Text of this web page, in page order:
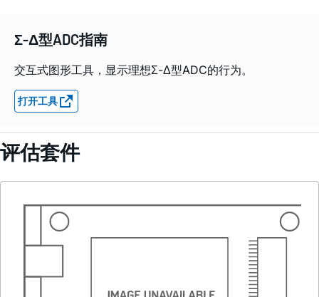
Σ-Δ型ADC指南
交互式图形工具，显示理想Σ-Δ型ADC的行为。
打开工具
评估套件